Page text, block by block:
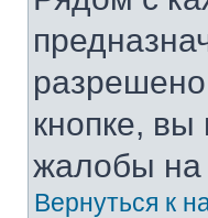
кнопке,
жалобы
Вернуться к